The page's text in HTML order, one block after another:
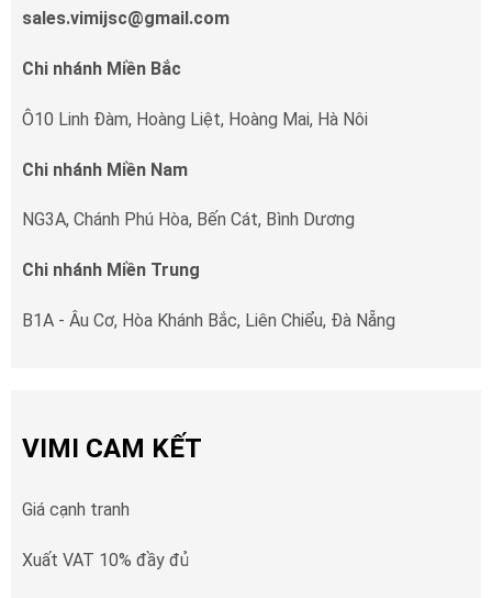
sales.vimijsc@gmail.com
Chi nhánh Miền Bắc
Ô10 Linh Đàm, Hoàng Liệt, Hoàng Mai, Hà Nôi
Chi nhánh Miền Nam
NG3A, Chánh Phú Hòa, Bến Cát, Bình Dương
Chi nhánh Miền Trung
B1A - Âu Cơ, Hòa Khánh Bắc, Liên Chiểu, Đà Nẵng
VIMI CAM KẾT
Giá cạnh tranh
Xuất VAT 10% đầy đủ